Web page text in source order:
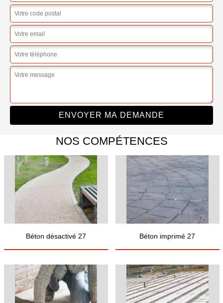
NOS COMPÉTENCES
Béton désactivé 27 Béton imprimé 27